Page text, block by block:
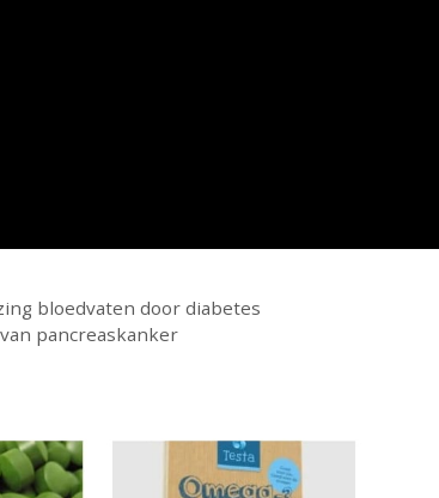
bloedvaten door diabetes
pancreaskanker